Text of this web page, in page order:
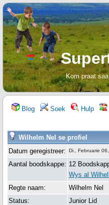
Kom praat
Blog Soek Hulp
Wilhelm Nel se profiel
Datum geregistreer:
Di., Februarie
Aantal boodskappe: 12
Wys al
Regte naam:
Wilhelm Nel
Status:
Junior Lid